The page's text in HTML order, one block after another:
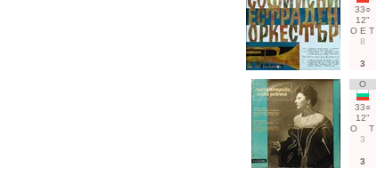
33○
12"
О Е Т
8
3
О
33○
12"
О
Т
3
3